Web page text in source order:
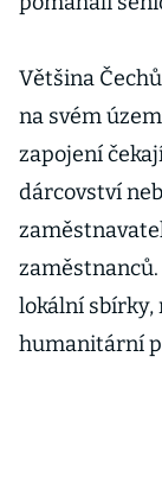
Většina
na svém
zapojení
dárcovství
lokální sbírky,
humanitární